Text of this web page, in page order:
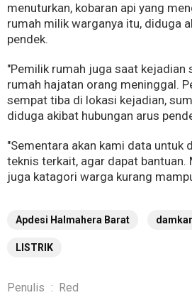
menuturkan, kobaran api yang
rumah milik warganya itu, diduga
pendek.
"Pemilik rumah juga saat kejadian
rumah hajatan orang meninggal.
sempat tiba di lokasi kejadian,
diduga akibat hubungan arus
"Sementara akan kami data untuk
teknis terkait, agar dapat bantuan.
juga katagori warga kurang
Apdesi Halmahera Barat damkar
LISTRIK
Penulis : Red